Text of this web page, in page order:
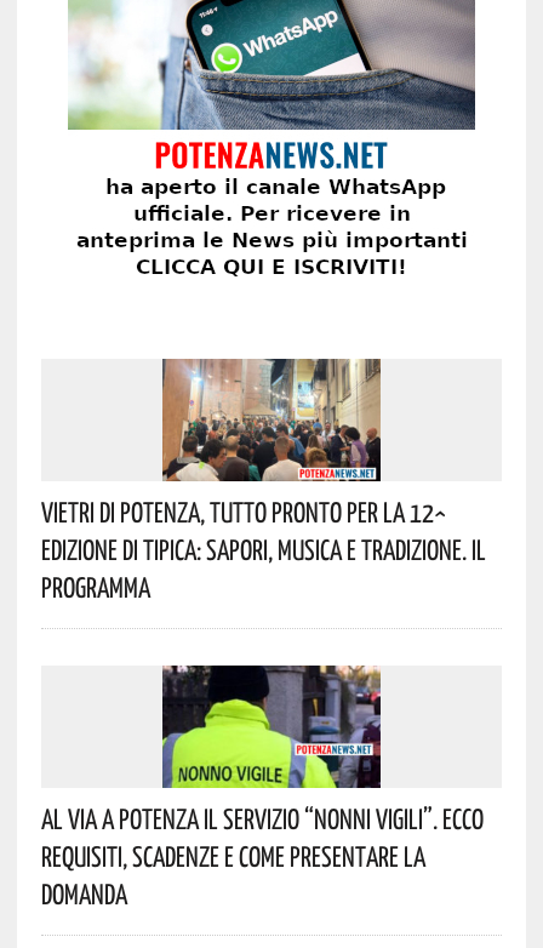
Vietri Di Potenza, Tutto Pronto Per La 12^
Edizione Di Tipica: Sapori, Musica E Tradizione. Il
Programma
Al Via A Potenza Il Servizio “Nonni Vigili”. Ecco
Requisiti, Scadenze E Come Presentare La
Domanda